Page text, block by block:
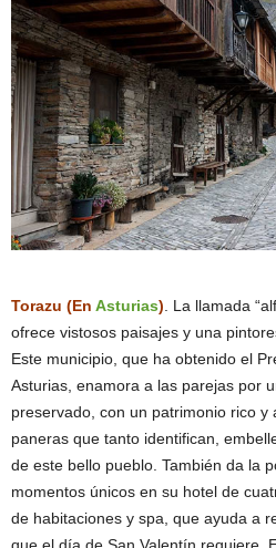
Torazu (En Asturias) . La llamada
ofrece vistosos paisajes y una
Este municipio, que ha obtenido el
Asturias, enamora a las parejas por
preservado, con un patrimonio rico
paneras que tanto identifican,
de este bello pueblo. También da la
momentos únicos en su hotel de
de habitaciones y spa, que ayuda a
que el día de San Valentín requiere.